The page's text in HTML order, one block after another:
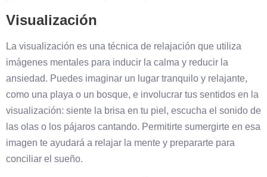
Visualización
La visualización es una técnica de relajación que utiliza
imágenes mentales para inducir la calma y reducir la
ansiedad. Puedes imaginar un lugar tranquilo y relajante,
como una playa o un bosque, e involucrar tus sentidos en la
visualización: siente la brisa en tu piel, escucha el sonido de
las olas o los pájaros cantando. Permitirte sumergirte en esa
imagen te ayudará a relajar la mente y prepararte para
conciliar el sueño.